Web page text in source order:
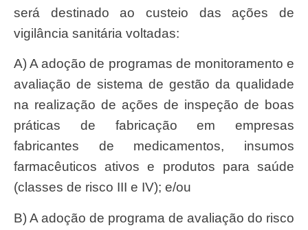
será destinado ao custeio das ações de
vigilância sanitária voltadas:
a) A adoção de programas de monitoramento e
avaliação de sistema de gestão da qualidade
na realização de ações de inspeção de boas
práticas de fabricação em empresas
fabricantes de medicamentos, insumos
farmacêuticos ativos e produtos para saúde
(classes de risco III e IV); e/ou
b) A adoção de programa de avaliação do risco